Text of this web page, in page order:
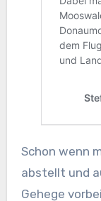
Schon wenn
abstellt und
Gehege